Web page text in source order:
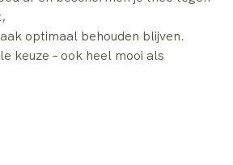
optimaal behouden blijven.
keuze – ook heel mooi als